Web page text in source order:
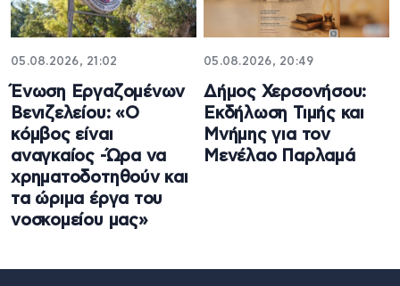
05.08.2026, 21:02
Ένωση Εργαζομένων
Βενιζελείου: «Ο
κόμβος είναι
αναγκαίος -Ώρα να
χρηματοδοτηθούν και
τα ώριμα έργα του
νοσκομείου μας»
05.08.2026, 20:49
Δήμος Χερσονήσου:
Εκδήλωση Τιμής και
Μνήμης για τον
Μενέλαο Παρλαμά